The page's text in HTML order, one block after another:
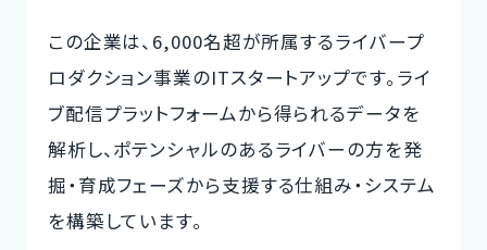
この企業は、6,000名超が所属するライバープ
ロダクション事業のITスタートアップです。ライ
ブ配信プラットフォームから得られるデータを
解析し、ポテンシャルのあるライバーの方を発
掘・育成フェーズから支援する仕組み・システム
を構築しています。